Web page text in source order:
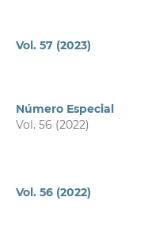
Vol. 57 (2023)
Número Especial
Vol. 56 (2022)
Vol. 56 (2022)